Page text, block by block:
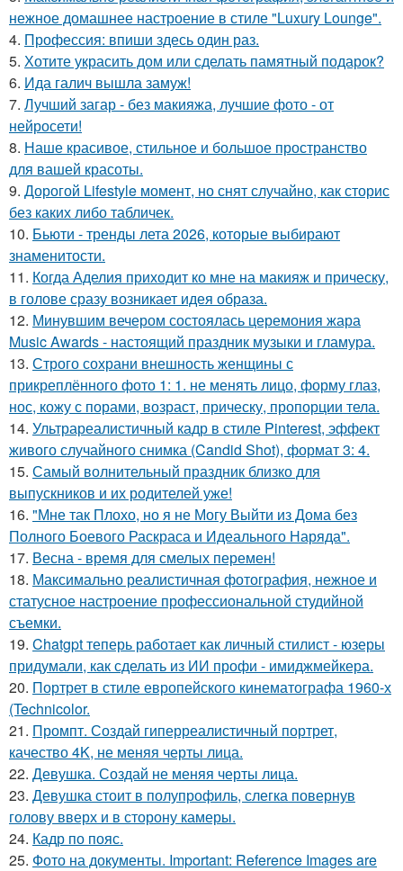
нежное домашнее настроение в стиле "Luxury Lounge".
4. Профессия: впиши здесь один раз.
5. Хотите украсить дом или сделать памятный подарок?
6. Ида галич вышла замуж!
7. Лучший загар - без макияжа, лучшие фото - от
нейросети!
8. Наше красивое, стильное и большое пространство
для вашей красоты.
9. Дорогой Lifestyle момент, но снят случайно, как сторис
без каких либо табличек.
10. Бьюти - тренды лета 2026, которые выбирают
знаменитости.
11. Когда Аделия приходит ко мне на макияж и прическу,
в голове сразу возникает идея образа.
12. Минувшим вечером состоялась церемония жара
Music Awards - настоящий праздник музыки и гламура.
13. Строго сохрани внешность женщины с
прикреплённого фото 1: 1. не менять лицо, форму глаз,
нос, кожу с порами, возраст, прическу, пропорции тела.
14. Ультрареалистичный кадр в стиле Pinterest, эффект
живого случайного снимка (Candid Shot), формат 3: 4.
15. Самый волнительный праздник близко для
выпускников и их родителей уже!
16. "Мне так Плохо, но я не Могу Выйти из Дома без
Полного Боевого Раскраса и Идеального Наряда".
17. Весна - время для смелых перемен!
18. Максимально реалистичная фотография, нежное и
статусное настроение профессиональной студийной
съемки.
19. Chatgpt теперь работает как личный стилист - юзеры
придумали, как сделать из ИИ профи - имиджмейкера.
20. Портрет в стиле европейского кинематографа 1960-х
(Technicolor.
21. Промпт. Создай гиперреалистичный портрет,
качество 4K, не меняя черты лица.
22. Девушка. Создай не меняя черты лица.
23. Девушка стоит в полупрофиль, слегка повернув
голову вверх и в сторону камеры.
24. Кадр по пояс.
25. Фото на документы. Important: Reference Images are